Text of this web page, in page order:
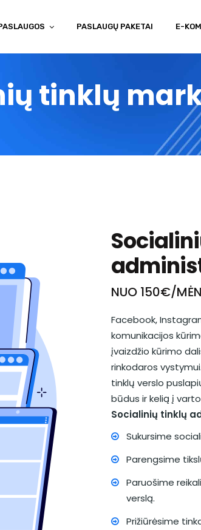
PASLAUGŲ PAKETAI E-
tinklų
NUO 150€/
Facebook,
komunikacijos
įvaizdžio kūrimo
rinkodaros
tinklų verslo
būdus ir kelią į
Socialinių tinklų
Sukursime
Parengsime
Paruošime
verslą.
Prižiūrėsime